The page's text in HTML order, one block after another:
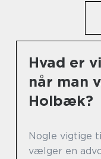
Hvad er
når man
Holbæk?
Nogle vigtige
vælger en